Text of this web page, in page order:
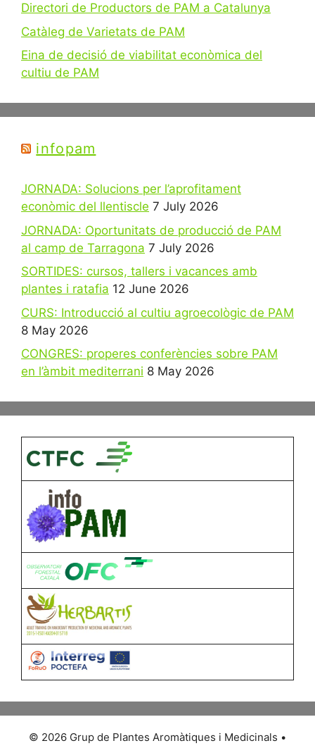
Directori de Productors de PAM a Catalunya
Catàleg de Varietats de PAM
Eina de decisió de viabilitat econòmica del
cultiu de PAM
infopam
JORNADA: Solucions per l’aprofitament
econòmic del llentiscle 7 July 2026
JORNADA: Oportunitats de producció de PAM
al camp de Tarragona 7 July 2026
SORTIDES: cursos, tallers i vacances amb
plantes i ratafia 12 June 2026
CURS: Introducció al cultiu agroecològic de PAM
8 May 2026
CONGRES: properes conferències sobre PAM
en l’àmbit mediterrani 8 May 2026
© 2026 Grup de Plantes Aromàtiques i Medicinals •